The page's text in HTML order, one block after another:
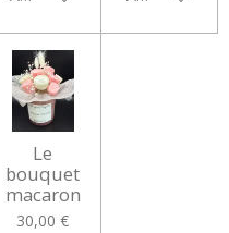
Le
bouquet
macaron
30,00 €